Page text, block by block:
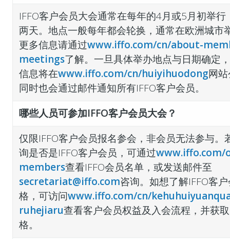
IFFO客户会员大会通常在每年的4月或5月初举行
两天。地点一般每年都会轮换，通常在欧洲城市
更多信息请通过www.iffo.com/cn/about-
meetings了解。 一旦具体举办地点与日期确定
信息将在www.iffo.com/cn/huiyihuodong网
同时也会通过邮件通知所有IFFO客户会员。
哪些人员可参加IFFO客户会员大会？
仅限IFFO客户会员报名参会，非会员无法参与。
询是否是IFFO客户会员，可通过www.iffo.com/
members查看IFFO会员名单，或发送邮件至
secretariat@iffo.com咨询。如想了解IFFO客
格，可访问www.iffo.com/cn/
ruhejiaru查看客户会员权益及入会流程，并获
格。